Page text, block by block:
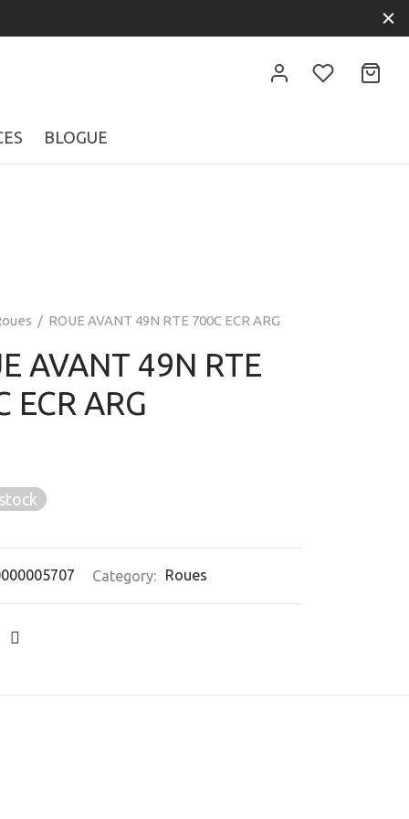
BLOGUE
/ ROUE AVANT 49N RTE 700C ECR ARG
AVANT 49N RTE
ECR ARG
Category: Roues